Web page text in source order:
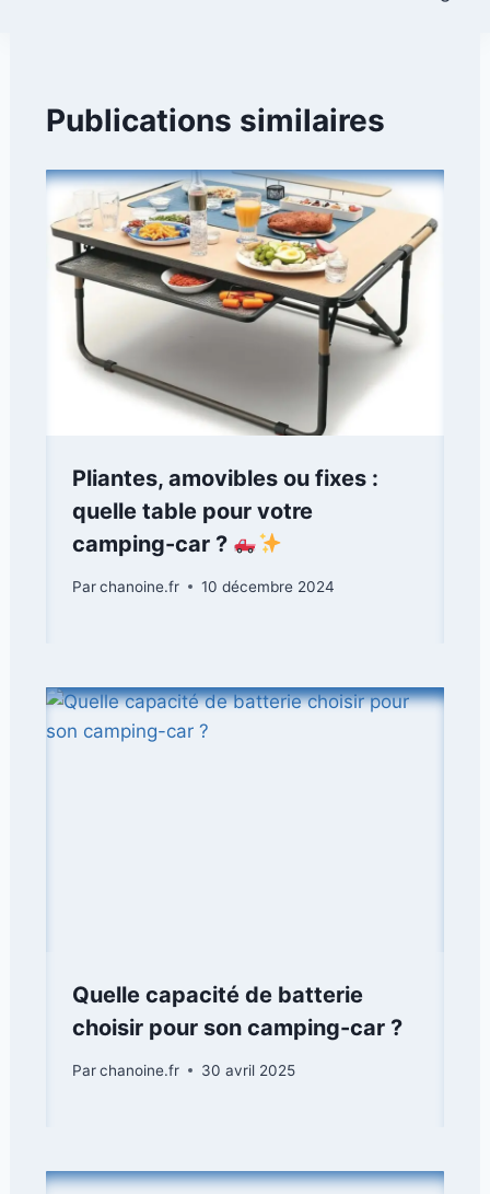
Publications similaires
Pliantes, amovibles ou fixes :
quelle table pour votre
camping-car ?
Parchanoine.fr 10 décembre 2024
Quelle capacité de batterie
choisir pour son camping-car ?
Parchanoine.fr 30 avril 2025